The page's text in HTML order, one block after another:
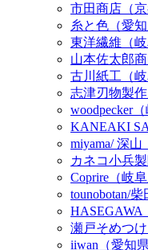
市田商店（京
糸と色（愛知
東洋繊維（岐
山本佐太郎
古川紙工（岐
志津刃物製
woodpecker
KANEAKI
miyama/ 深山
カネコ小兵
Coprire（岐
tounobotan/
HASEGAWA
瀬戸そめつ
iiwan（愛知